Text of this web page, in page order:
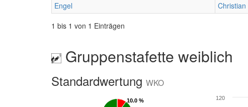
Engel
Christian
1 bis 1 von 1 Einträgen
Gruppenstafette weiblich
Standardwertung WKO
10.0 %
10.0 % 120